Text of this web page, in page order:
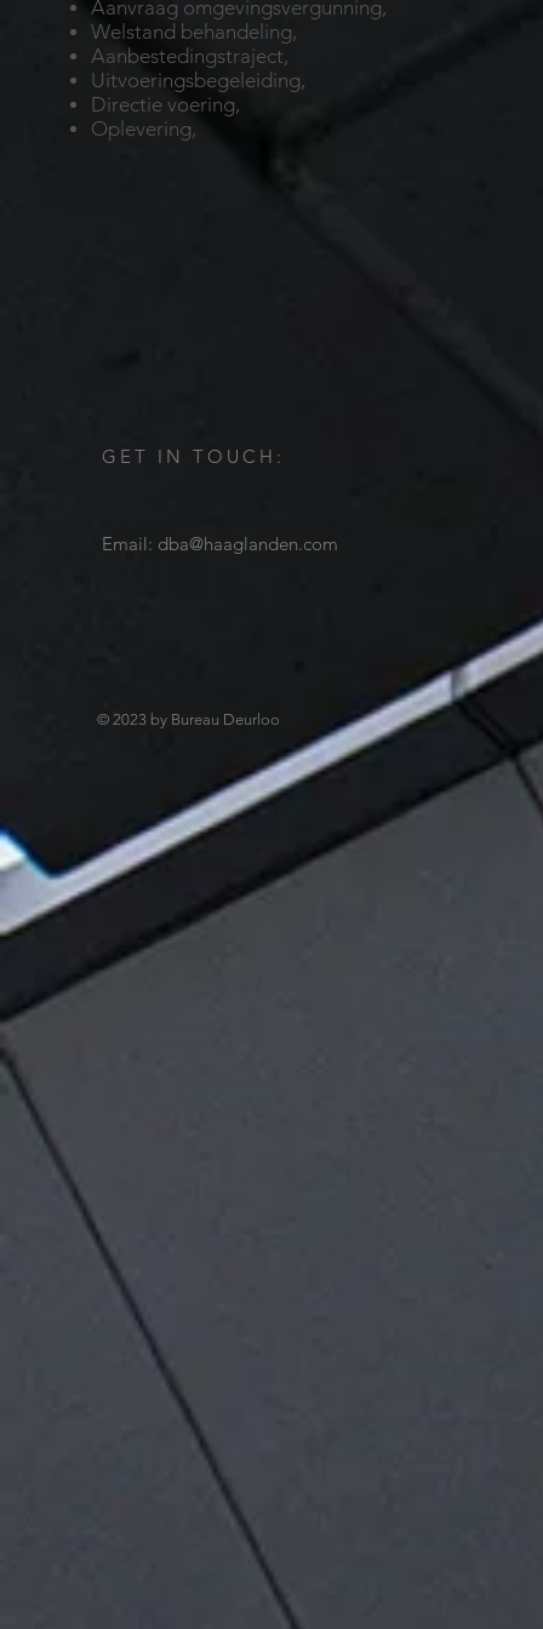
Aanvraag omgevingsvergunning,
Welstand behandeling,
Aanbestedingstraject,
Uitvoeringsbegeleiding,
Directie voering,
Oplevering,
GET IN TOUCH:
Email: dba@haaglanden.com
© 2023 by Bureau Deurloo